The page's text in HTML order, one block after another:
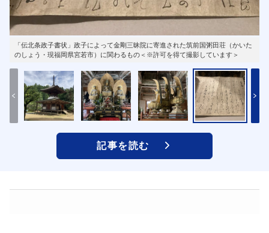
「伝北条政子書状」政子によって金剛三昧院に寄進された筑前国粥田荘（かいた
のしょう・現福岡県宮若市）に関わるもの＜※許可を得て撮影しています＞
記事を読む